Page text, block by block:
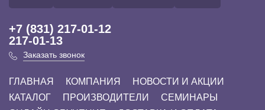
+7 (831) 217-01-12
217-01-13
Заказать звонок
ГЛАВНАЯ КОМПАНИЯ
НОВОСТИ И АКЦИИ
КАТАЛОГ
ПРОИЗВОДИТЕЛИ
СЕМИНАРЫ